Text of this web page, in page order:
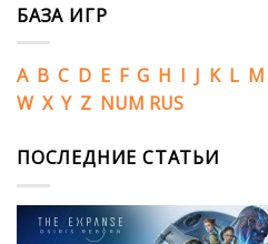
БАЗА ИГР
A B C D E F G H I J K L M
W X Y Z NUM RUS
ПОСЛЕДНИЕ СТАТЬИ